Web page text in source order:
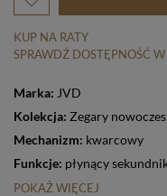
KUP NA RATY
SPRAWDŹ DOSTĘPNOŚĆ
Marka: JVD
Kolekcja: Zegary
Mechanizm: kwarcowy
Funkcje: płynący
POKAŻ WIĘCEJ